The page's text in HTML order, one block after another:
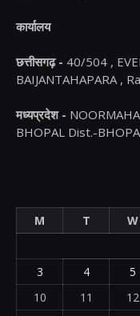
कार्यालय
छत्तीसगढ़ - 40/504 ,
BAIJANTAHAPARA ,
मध्यप्रदेश -
BHOPAL Dist.-
M
T W
3
4 5
10
11 12